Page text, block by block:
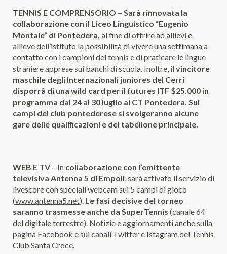
TENNIS E COMPRENSORIO – Sarà rinnovata la
collaborazione con il Liceo Linguistico “Eugenio
Montale” di Pontedera, al fine di offrire ad allievi e
allieve dell’istituto la possibilità di vivere una settimana a
contatto con i campioni del tennis e di praticare le lingue
straniere apprese sui banchi di scuola. Inoltre, il vincitore
maschile degli Internazionali juniores del Cerri
disporrà di una wild card per il futures ITF $25.000 in
programma dal 24 al 30 luglio al CT Pontedera. Sui
campi del club pontederese si svolgeranno alcune
gare delle qualificazioni e del tabellone principale.
WEB E TV – In collaborazione con l’emittente
televisiva Antenna 5 di Empoli, sarà attivato il servizio di
livescore con speciali webcam sui 5 campi di gioco
(www.antenna5.net). Le fasi decisive del torneo
saranno trasmesse anche da SuperTennis (canale 64
del digitale terrestre). Notizie e aggiornamenti anche sulla
pagina Facebook e sui canali Twitter e Istagram del Tennis
Club Santa Croce.